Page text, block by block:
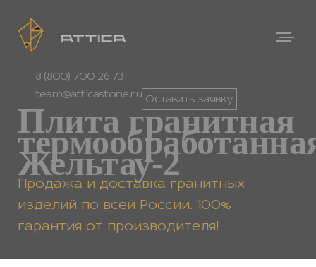
8 (800) 700 26 73
team@atticastone.ru Оставить заявку
Плита гранитная
Жельтау-2
Продажа и доставка гранитных
изделий по всей России. 100%
гарантия от производителя!